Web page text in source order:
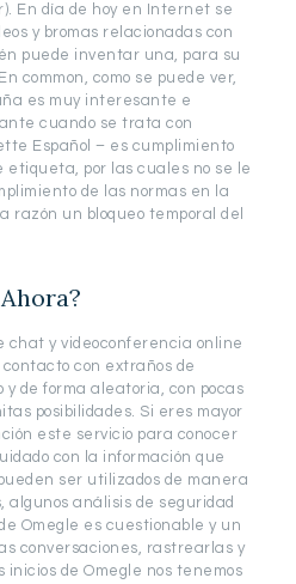
En día de hoy en Internet se
y bromas relacionadas con
puede inventar una, para su
common, como se puede ver,
es muy interesante e
cuando se trata con
Español – es cumplimiento
etiqueta, por las cuales no se le
de las normas en la
razón un bloqueo temporal del
chat y videoconferencia online
con extraños de
de forma aleatoria, con pocas
posibilidades. Si eres mayor
este servicio para conocer
con la información que
ser utilizados de manera
algunos análisis de seguridad
Omegle es cuestionable y un
conversaciones, rastrearlas y
inicios de Omegle nos tenemos